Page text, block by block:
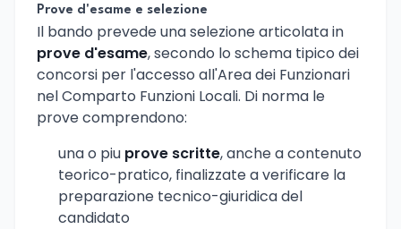
Prove d'esame e selezione
Il bando prevede una selezione articolata in
prove d'esame, secondo lo schema tipico dei
concorsi per l'accesso all'Area dei Funzionari
nel Comparto Funzioni Locali. Di norma le
prove comprendono:
una o piu prove scritte, anche a contenuto
teorico-pratico, finalizzate a verificare la
preparazione tecnico-giuridica del
candidato